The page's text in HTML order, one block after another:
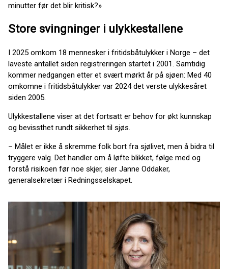
minutter før det blir kritisk?»
Store svingninger i ulykkestallene
I 2025 omkom 18 mennesker i fritidsbåtulykker i Norge – det
laveste antallet siden registreringen startet i 2001. Samtidig
kommer nedgangen etter et svært mørkt år på sjøen: Med 40
omkomne i fritidsbåtulykker var 2024 det verste ulykkesåret
siden 2005.
Ulykkestallene viser at det fortsatt er behov for økt kunnskap
og bevissthet rundt sikkerhet til sjøs.
– Målet er ikke å skremme folk bort fra sjølivet, men å bidra til
tryggere valg. Det handler om å løfte blikket, følge med og
forstå risikoen før noe skjer, sier Janne Oddaker,
generalsekretær i Redningsselskapet.